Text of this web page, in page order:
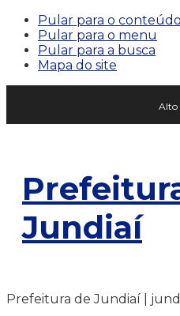
Pular para o conteúdo
Pular para o menu
Pular para a busca
Mapa do site
Alto
Jundiaí
Prefeitura de Jundiaí |